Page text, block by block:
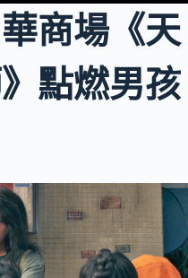
商場《天
點燃男孩